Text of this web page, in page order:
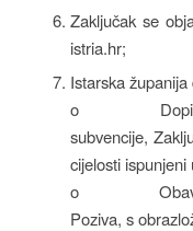
Zaključak se
istria.hr;
Istarska
o Dopis/
subvencije,
cijelosti
o Obavijest
Poziva, s